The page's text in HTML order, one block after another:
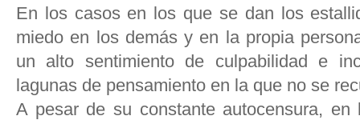
En los casos en los que se dan los
miedo en los demás y en la propia
un alto sentimiento de culpabilidad e
lagunas de pensamiento en la que no se
A pesar de su constante autocensura,